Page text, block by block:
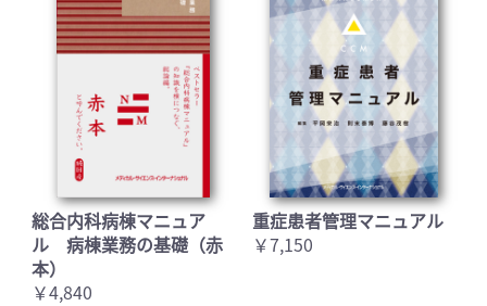
総合内科病棟マニュア
ル 病棟業務の基礎（赤
本）
￥4,840
重症患者管理マニュアル
￥7,150